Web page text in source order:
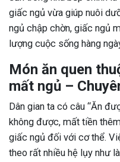
giấc ngủ vừa giúp nuôi
ngủ chập chờn, giấc ngủ
lượng cuộc sống hàng
Món ăn quen
mất ngủ –
Dân gian ta có câu “Ăn
không được, mất tiền
giấc ngủ đối với cơ thể.
theo rất nhiều hệ lụy như